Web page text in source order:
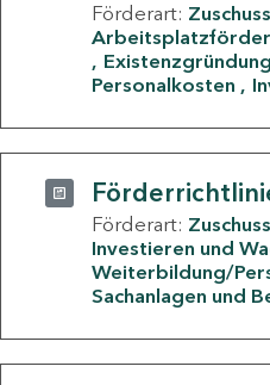
Förderart: Zuschuss
Existenzgründung
Personalkosten
Förderart: Zuschuss
Investieren und
Weiterbildung/
Sachanlagen und